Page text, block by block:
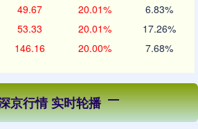
49.67 20.01% 6.83%
53.33 20.01% 17.26%
146.16 20.00% 7.68%
京行情 实时轮播